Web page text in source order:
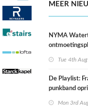
MEER
NYMA
Tue 4th Aug
De Playlist:
punkband
Mon 3rd